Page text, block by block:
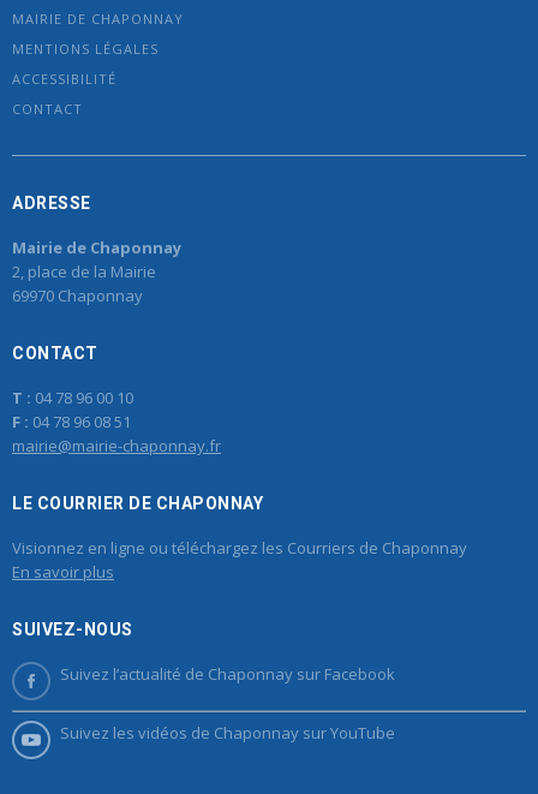
MAIRIE DE CHAPONNAY
MENTIONS LÉGALES
ACCESSIBILITÉ
CONTACT
ADRESSE
Mairie de Chaponnay
2, place de la Mairie
69970 Chaponnay
CONTACT
T : 04 78 96 00 10
F : 04 78 96 08 51
mairie@mairie-chaponnay.fr
LE COURRIER DE CHAPONNAY
Visionnez en ligne ou téléchargez les Courriers de Chaponnay
En savoir plus
SUIVEZ-NOUS
Suivez l’actualité de Chaponnay sur Facebook
Suivez les vidéos de Chaponnay sur YouTube